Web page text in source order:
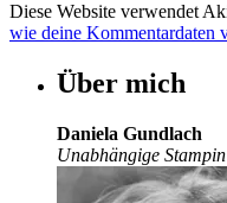
Diese Website verwendet
wie deine Kommentardaten
Über mich
Daniela Gundlach
Unabhängige